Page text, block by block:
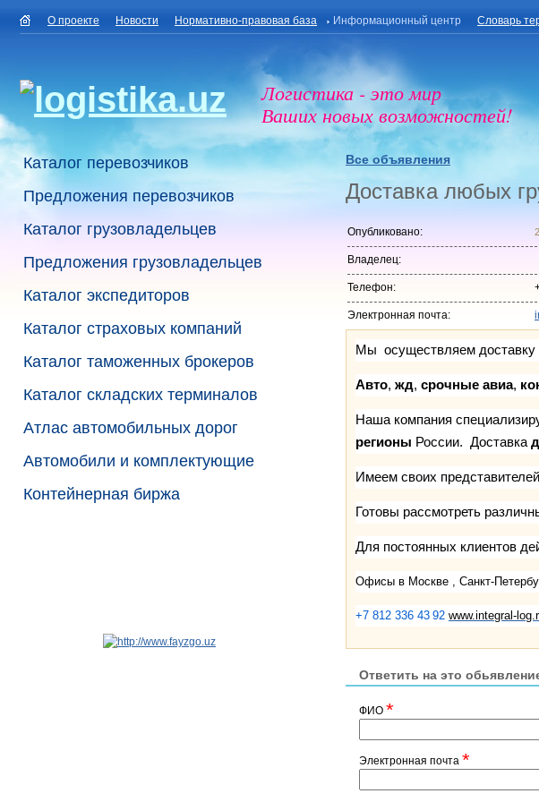
О проекте Новости Нормативно-правовая база Информационный центр Словарь
Логистика - это мир
Ваших новых возможностей!
Каталог перевозчиков
Предложения перевозчиков
Каталог грузовладельцев
Предложения грузовладельцев
Каталог экспедиторов
Каталог страховых компаний
Каталог таможенных брокеров
Каталог складских терминалов
Атлас автомобильных дорог
Автомобили и комплектующие
Контейнерная биржа
Все объявления
Доставка любых
Опубликовано:
Владелец:
Телефон:
Электронная почта:
Мы осуществляем доставку
Авто, жд, срочные авиа,
Наша компания
регионы России. Доставка
Имеем своих
Готовы рассмотреть
Для постоянных клиентов
Офисы в Москве , Санкт-
+7 812 336 43 92 www.integral-
Ответить на это
ФИО *
Электронная почта *